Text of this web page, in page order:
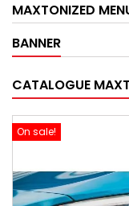
MAXTONIZED
BANNER
CATALOGUE
On sale!